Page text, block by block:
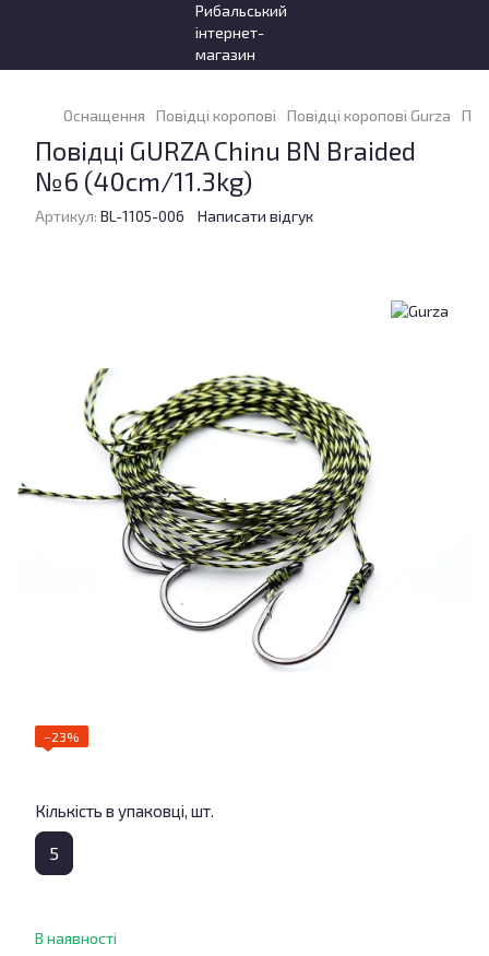
Оснащення Повідці коропові Повідці коропові Gurza
Повідці GURZA Chinu BN Braided
№6 (40cm/11.3kg)
Артикул: BL-1105-006 Написати відгук
−23%
Кількість в упаковці, шт.
5
В наявності